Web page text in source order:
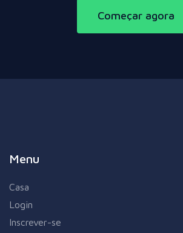
Começar agora
Menu
Casa
Login
Inscrever-se